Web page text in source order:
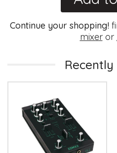
Continue your shopping!
mixeror